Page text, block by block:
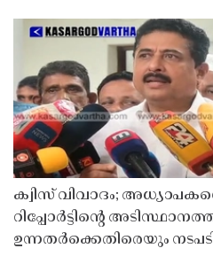
ക്വിസ് വിവാദം;
റിപ്പോർട്ടിൻ്റെ
ഉന്നതർക്കെതിരെയും